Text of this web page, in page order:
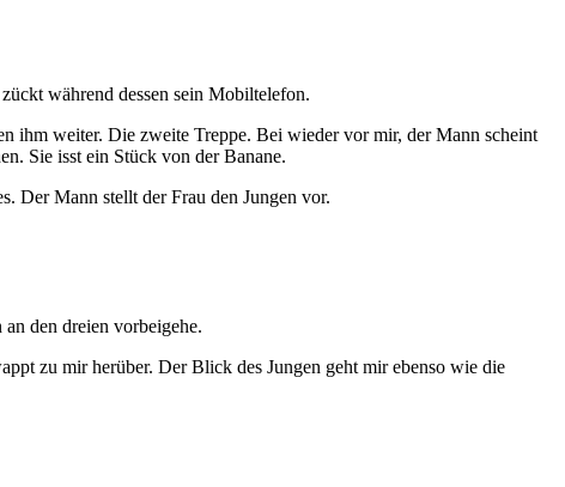
während dessen sein Mobiltelefon.
ihm weiter. Die zweite Treppe. Bei wieder vor mir, der Mann scheint
Sie isst ein Stück von der Banane.
Der Mann stellt der Frau den Jungen vor.
den dreien vorbeigehe.
zu mir herüber. Der Blick des Jungen geht mir ebenso wie die